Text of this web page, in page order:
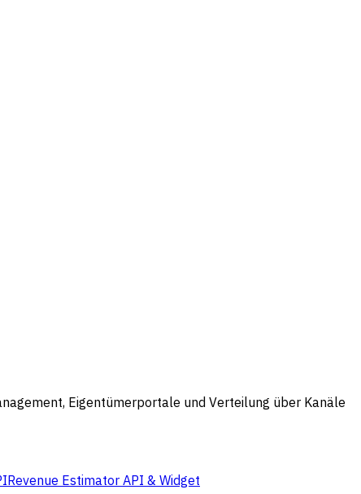
Eigentümerportale und Verteilung über Kanäle
Revenue Estimator API & Widget